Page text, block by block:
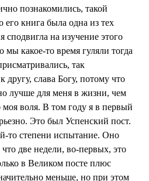
познакомились, такой
книга была одна из тех
сподвигла на изучение этого
мы какое-то время гуляли тогда
так
другу, слава Богу, потому что
лучше для меня в жизни, чем
моя воля. В том году я в первый
Это был Успенский пост.
то степени испытание. Оно
две недели, во-первых, это
в Великом посте плюс
меньше, но при этом